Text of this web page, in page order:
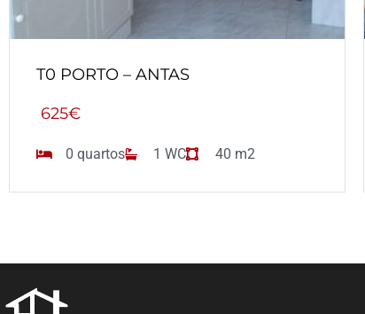
T0 PORTO – ANTAS
625€
0 quartos 1 WC 40 m2